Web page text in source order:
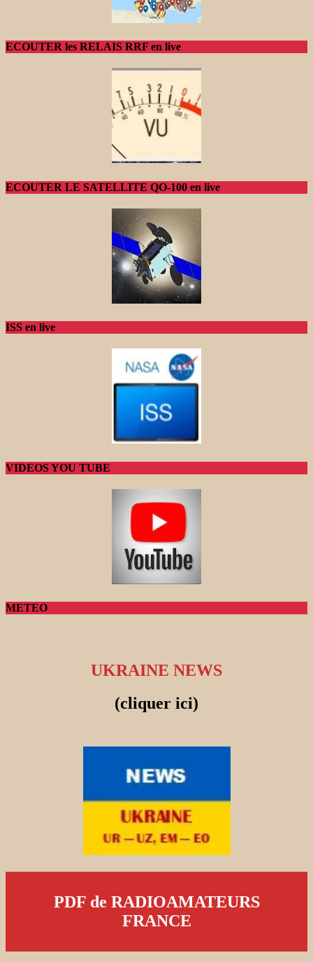
ECOUTER les RELAIS RRF en live
ECOUTER LE SATELLITE QO-100 en live
ISS en live
VIDEOS YOU TUBE
METEO
UKRAINE NEWS
(cliquer ici)
PDF de RADIOAMATEURS
FRANCE